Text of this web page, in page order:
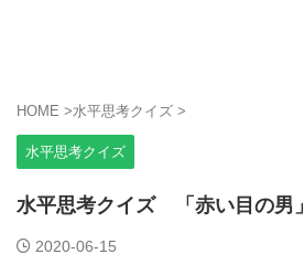
HOME >水平思考クイズ >
水平思考クイズ
水平思考クイズ 「赤い目の男」
2020-06-15